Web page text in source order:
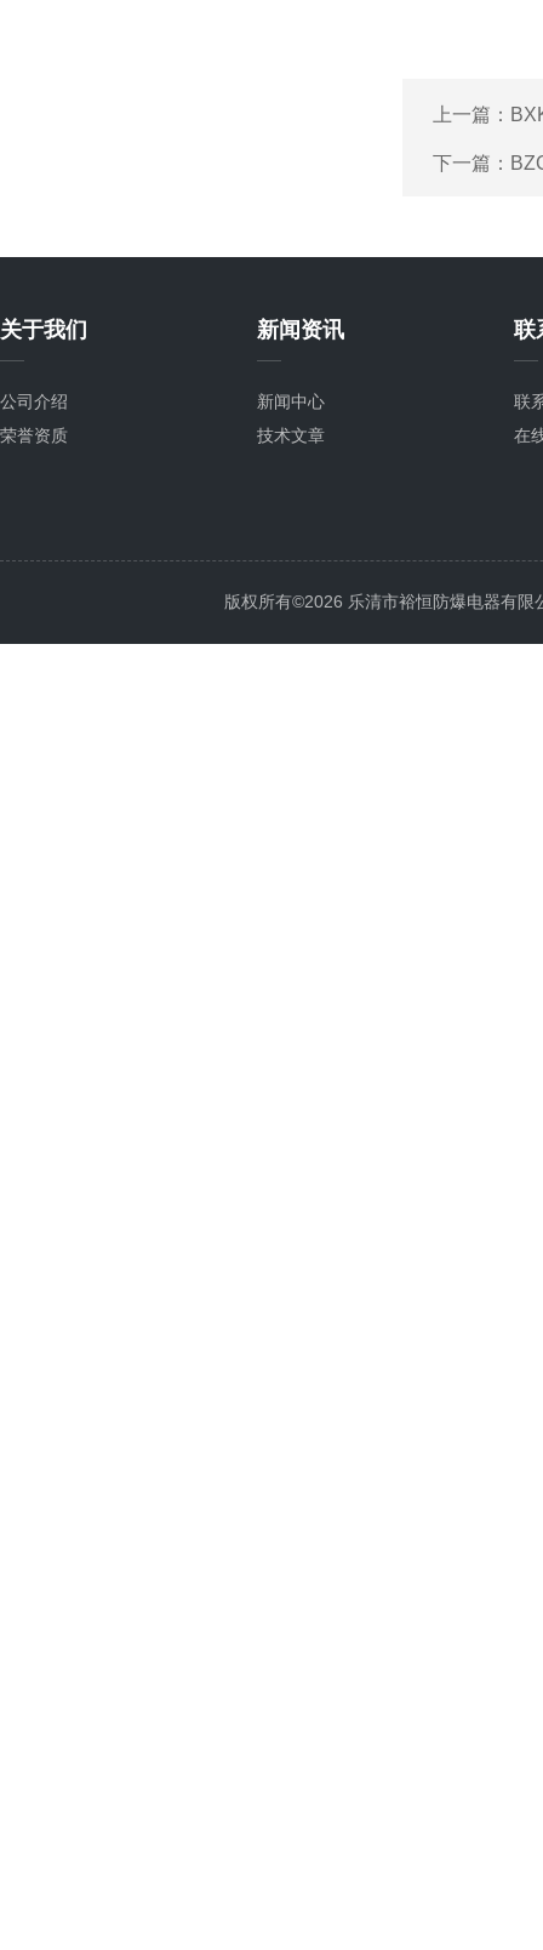
上一篇：
下一篇：
关于我们
公司介绍
荣誉资质
新闻资讯
新闻中心
技术文章
联
联
在
版权所有©2026 乐清市裕恒防爆电器有